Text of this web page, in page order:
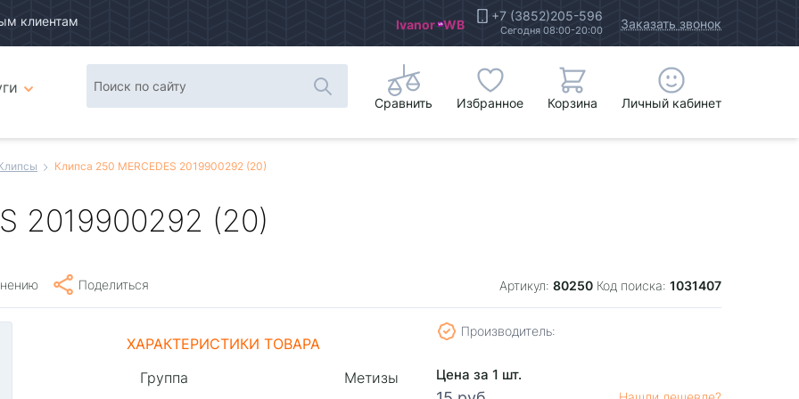
клиентам Ivanor WB +7 (3852)205-596
Сегодня 08:00-20:00 Заказать звонок
Сравнить Избранное Корзина Личный кабинет
Клипса 250 MERCEDES 2019900292 (20)
2019900292 (20)
Поделиться Артикул: 80250 Код поиска: 1031407
ХАРАКТЕРИСТИКИ ТОВАРА
Группа
Метизы
Производитель:
Цена за 1 шт.